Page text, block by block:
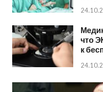
что
к